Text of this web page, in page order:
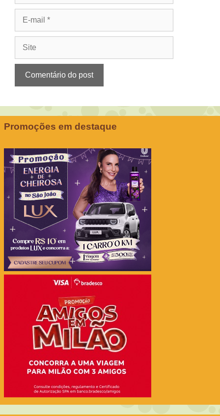
Promoções em destaque